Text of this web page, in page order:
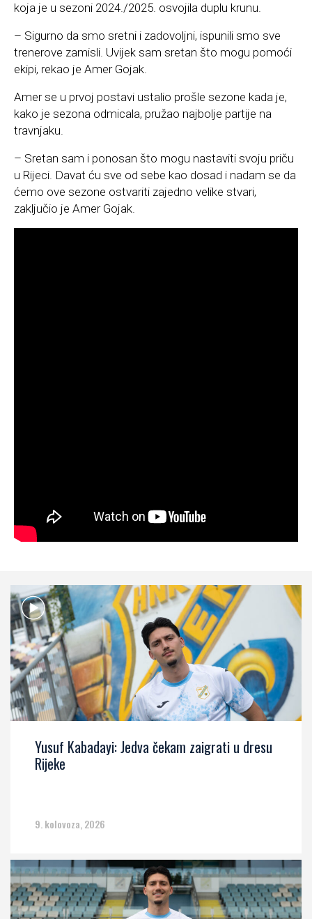
koja je u sezoni 2024./2025. osvojila duplu krunu.
– Sigurno da smo sretni i zadovoljni, ispunili smo sve
trenerove zamisli. Uvijek sam sretan što mogu pomoći
ekipi, rekao je Amer Gojak.
Amer se u prvoj postavi ustalio prošle sezone kada je,
kako je sezona odmicala, pružao najbolje partije na
travnjaku.
– Sretan sam i ponosan što mogu nastaviti svoju priču
u Rijeci. Davat ću sve od sebe kao dosad i nadam se da
ćemo ove sezone ostvariti zajedno velike stvari,
zaključio je Amer Gojak.
Yusuf Kabadayi: Jedva čekam zaigrati u dresu
Rijeke
9. kolovoza, 2026